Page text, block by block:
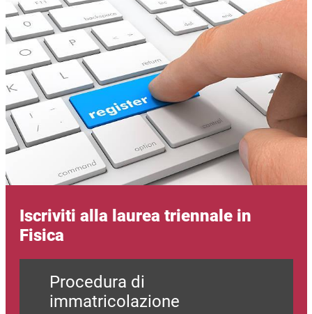
Iscriviti alla laurea triennale in
Fisica
Procedura di
immatricolazione